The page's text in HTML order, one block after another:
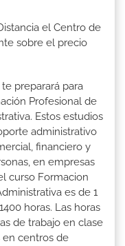
el Centro de
sobre el precio
preparará para
Profesional de
Estos estudios
administrativo
financiero y
en empresas
curso Formacion
es de 1
horas. Las horas
de trabajo en clase
en centros de